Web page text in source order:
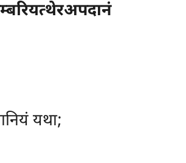
यथा;